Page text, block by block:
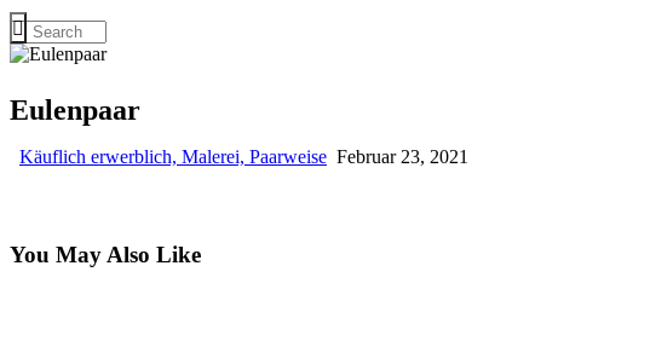
Eulenpaar
Käuflich erwerblich, Malerei, Paarweise Februar 23, 2021
You May Also Like